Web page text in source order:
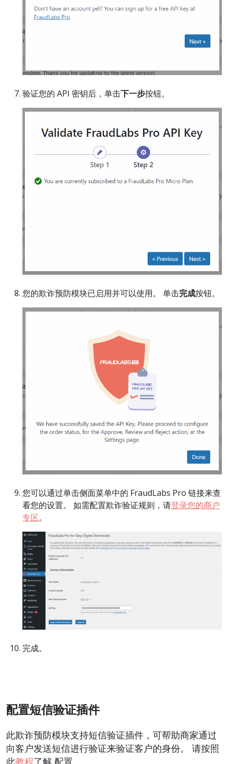
验证您的 API 密钥后，单击下一步按钮。
您的欺诈预防模块已启用并可以使用。 单击完成按钮。
您可以通过单击侧面菜单中的 FraudLabs Pro 链接来查
看您的设置。 如需配置欺诈验证规则，请登录您的商户
专区。
完成。
配置短信验证插件
此欺诈预防模块支持短信验证插件，可帮助商家通过
向客户发送短信进行验证来验证客户的身份。 请按照
此教程了解 配置。